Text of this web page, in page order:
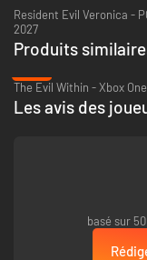
Resident Evil Veronica -
2027
Produits
The Evil Within - Xbox One
Les avis des
basé sur